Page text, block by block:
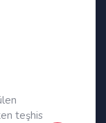
teşhis